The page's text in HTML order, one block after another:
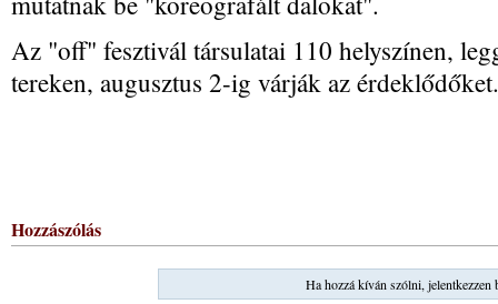
Az "off" fesztivál társulatai 110 helyszínen,
tereken, augusztus 2-ig várják az érdeklődőket.
Hozzászólás
Ha hozzá kíván szólni, jelentkezzen